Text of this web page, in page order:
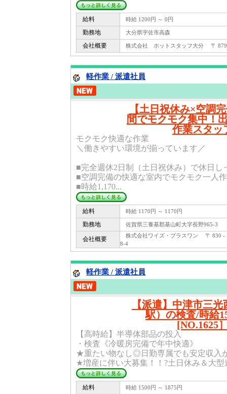
給料 時給 1200円 ～ 0円
勤務地 大分県宇佐市高森
会社概要 株式会社 ホットスタッフ大分 〒 879
軽作業 / 派遣社員
【土日祝休み×空調
間でモクモク集中！
作業スタッ
モクモク快適な作業
＼働きやすい環境が揃っています／
■完全週休2日制（土日祝休み）で休日し
■空調完備の快適な室内でモクモク一人
■時給1,170...
給料 時給 1170円 ～ 1170円
勤務地 佐賀県三養基郡基山町大字長野965-3
会社概要
株式会社ワイズ・プラスワン 〒 830 -
8-4
軽作業 / 派遣社員
【派遣】中津市三
駅）の検査/時給
[NO.1625
【高時給】半導体部品の投入
・検査《冷暖房完備で年中快適》
★重たい物なし◎日勤専属でも安定収入
★増産に伴い大募集！！?土日休み＆大型
給料 時給 1500円 ～ 1875円